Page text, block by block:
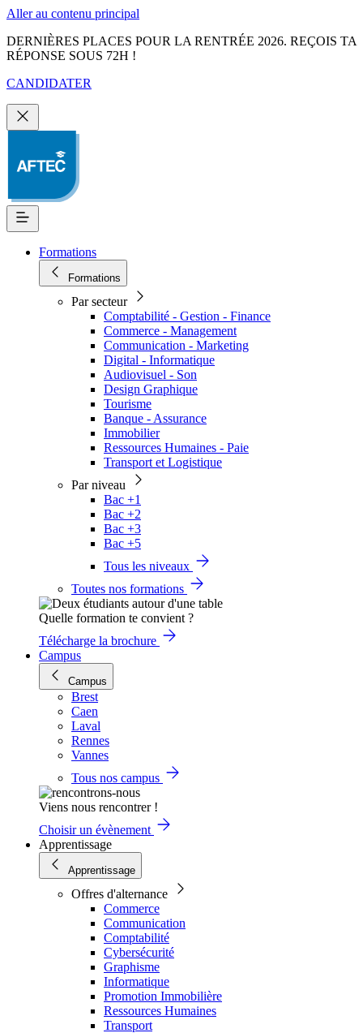
Aller au contenu principal
DERNIÈRES PLACES POUR LA RENTRÉE 2026. REÇOIS TA
RÉPONSE SOUS 72H !
CANDIDATER
Formations
Formations
Par secteur
Comptabilité - Gestion - Finance
Commerce - Management
Communication - Marketing
Digital - Informatique
Audiovisuel - Son
Design Graphique
Tourisme
Banque - Assurance
Immobilier
Ressources Humaines - Paie
Transport et Logistique
Par niveau
Bac +1
Bac +2
Bac +3
Bac +5
Tous les niveaux
Toutes nos formations
Quelle formation te convient ?
Télécharge la brochure
Campus
Campus
Brest
Caen
Laval
Rennes
Vannes
Tous nos campus
Viens nous rencontrer !
Choisir un évènement
Apprentissage
Apprentissage
Offres d'alternance
Commerce
Communication
Comptabilité
Cybersécurité
Graphisme
Informatique
Promotion Immobilière
Ressources Humaines
Transport